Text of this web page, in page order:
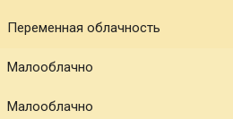
Переменная облачность
Малооблачно
Малооблачно